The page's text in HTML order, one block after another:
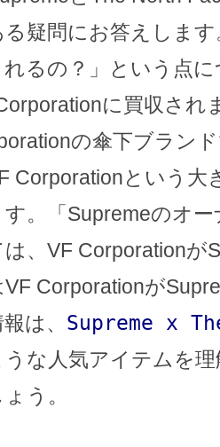
る疑問にお答えしま
れるの？」という点
に買収され
の傘下ブラン
Corporationという
す。「Supremeのオ
は、VF Corporationが
VF Corporationが
は、 Supreme x
うな人気アイテムを
う。